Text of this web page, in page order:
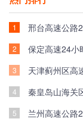
1
2
3
4
5